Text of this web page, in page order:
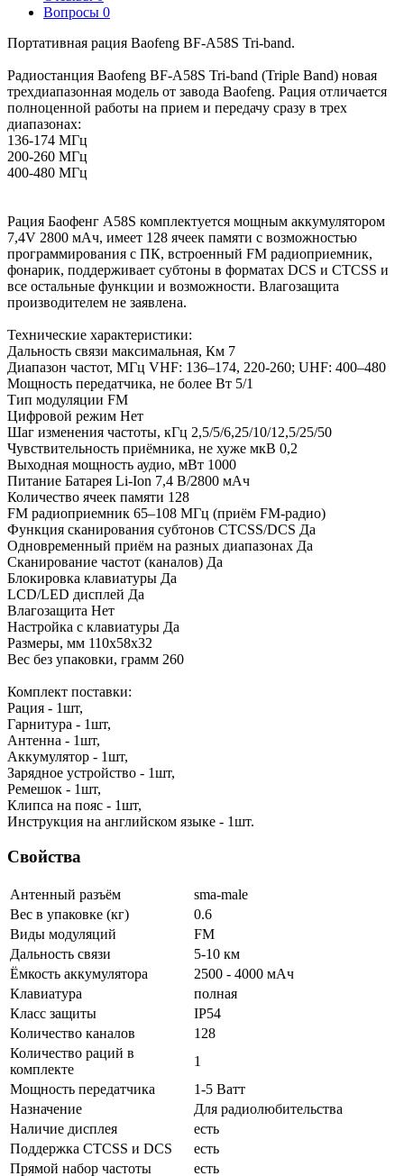
Вопросы 0
Портативная рация Baofeng BF-A58S Tri-band.
Радиостанция Baofeng BF-A58S Tri-band (Triple Band) новая
трехдиапазонная модель от завода Baofeng. Рация отличается
полноценной работы на прием и передачу сразу в трех
диапазонах:
136-174 МГц
200-260 МГц
400-480 МГц
Рация Баофенг A58S комплектуется мощным аккумулятором
7,4V 2800 мАч, имеет 128 ячеек памяти с возможностью
программирования с ПК, встроенный FM радиоприемник,
фонарик, поддерживает субтоны в форматах DCS и CTCSS и
все остальные функции и возможности. Влагозащита
производителем не заявлена.
Технические характеристики:
Дальность связи максимальная, Км 7
Диапазон частот, МГц VHF: 136–174, 220-260; UHF: 400–480
Мощность передатчика, не более Вт 5/1
Тип модуляции FM
Цифровой режим Нет
Шаг изменения частоты, кГц 2,5/5/6,25/10/12,5/25/50
Чувствительность приёмника, не хуже мкВ 0,2
Выходная мощность аудио, мВт 1000
Питание Батарея Li-Ion 7,4 В/2800 мАч
Количество ячеек памяти 128
FM радиоприемник 65–108 МГц (приём FM-радио)
Функция сканирования субтонов CTCSS/DCS Да
Одновременный приём на разных диапазонах Да
Сканирование частот (каналов) Да
Блокировка клавиатуры Да
LCD/LED дисплей Да
Влагозащита Нет
Настройка с клавиатуры Да
Размеры, мм 110x58x32
Вес без упаковки, грамм 260
Комплект поставки:
Рация - 1шт,
Гарнитура - 1шт,
Антенна - 1шт,
Аккумулятор - 1шт,
Зарядное устройство - 1шт,
Ремешок - 1шт,
Клипса на пояс - 1шт,
Инструкция на английском языке - 1шт.
Свойства
Антенный разъём
sma-male
Вес в упаковке (кг)
0.6
Виды модуляций
FM
Дальность связи
5-10 км
Ёмкость аккумулятора
2500 - 4000 мАч
Клавиатура
полная
Класс защиты
IP54
Количество каналов
128
Количество раций в
комплекте
1
Мощность передатчика
1-5 Ватт
Назначение
Для радиолюбительства
Наличие дисплея
есть
Поддержка CTCSS и DCS
есть
Прямой набор частоты
есть